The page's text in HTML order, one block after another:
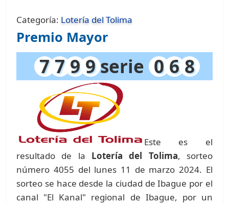
Categoría: Lotería del Tolima
Premio Mayor
7 7 9 9serie 0 6 8
Este es el
resultado de la Lotería del Tolima, sorteo
número 4055 del lunes 11 de marzo 2024. El
sorteo se hace desde la ciudad de Ibague por el
canal "El Kanal" regional de Ibague, por un